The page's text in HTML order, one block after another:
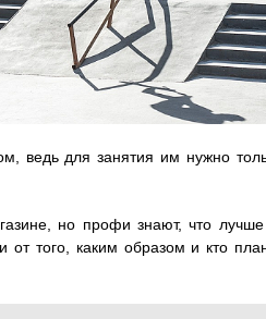
ведь для занятия им нужно
но профи знают, что лучше
от того, каким образом и кто